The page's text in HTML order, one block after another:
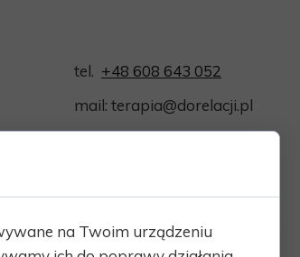
tel. +48 608 643 052
mail: terapia@dorelacji.pl
na Twoim urządzeniu